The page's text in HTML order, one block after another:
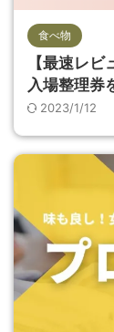
食べ物
【最速レ
入場整理券
2023/1/12